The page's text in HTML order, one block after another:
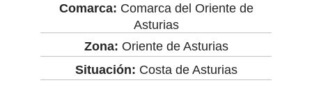
Comarca: Comarca del Oriente de
Asturias
Zona: Oriente de Asturias
Situación: Costa de Asturias